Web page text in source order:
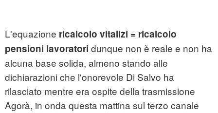
L'equazione ricalcolo vitalizi = ricalcolo
pensioni lavoratori dunque non è reale e non ha
alcuna base solida, almeno stando alle
dichiarazioni che l'onorevole Di Salvo ha
rilasciato mentre era ospite della trasmissione
Agorà, in onda questa mattina sul terzo canale